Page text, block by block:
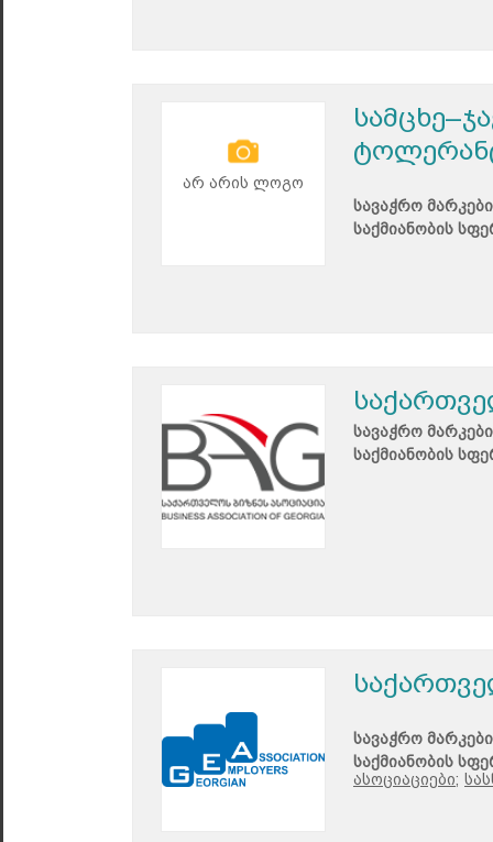
არ არის ლოგო
სავაჭრო
საქმიანობის
სავაჭრო
საქმიანობის
სავაჭრო
საქმიანობის
ასოციაციები;